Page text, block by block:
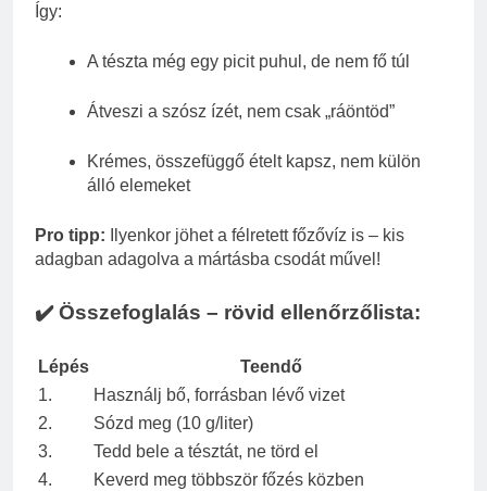
Így:
A tészta még egy picit puhul, de nem fő túl
Átveszi a szósz ízét, nem csak „ráöntöd”
Krémes, összefüggő ételt kapsz, nem külön
álló elemeket
Pro tipp: Ilyenkor jöhet a félretett főzővíz is – kis
adagban adagolva a mártásba csodát művel!
✔️ Összefoglalás – rövid ellenőrzőlista:
Lépés
Teendő
1.
Használj bő, forrásban lévő vizet
2.
Sózd meg (10 g/liter)
3.
Tedd bele a tésztát, ne törd el
4.
Keverd meg többször főzés közben